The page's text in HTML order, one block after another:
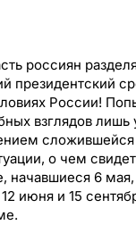
россиян
президентский
России!
взглядов лишь
сложившейся
о чем
начавшиеся 6 мая,
июня и 15